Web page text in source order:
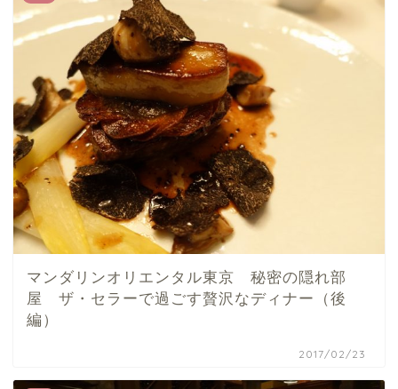
マンダリンオリエンタル東京 秘密の隠れ部
屋 ザ・セラーで過ごす贅沢なディナー（後
編）
2017/02/23